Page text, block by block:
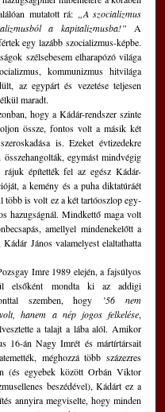
mutatott rá: „A szocializmus
a kapitalizmusba!” A
egy lazább szocializmus-képbe.
szélsebesem elharapózó világa
kommunizmus hitvilága
az egypárt és vezetése teljesen
maradt.
össze, fontos volt a másik két
is. Ezeket évtizedekre
összehangolták, egymást mindvégig
rájuk építették fel az egész Kádár-
a kemény és a puha diktatúráét
több is volt ez a két tartóoszlop egy-
hazugságnál. Mindkettő maga volt
amellyel mindenekelőtt a
János valamelyest elaltathatta
elsőként mondta ki az addigi
szemben, hogy
’56 nem
hanem a nép jogos felkelése,
a talajt a lába alól. Amikor
16-án Nagy Imrét és mártírtársait
méghozzá több százezres
(és egyebek között Orbán Viktor
beszédével), Kádárt ez a
annyira megviselte, hogy minden